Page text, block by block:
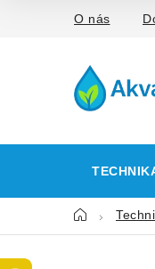
O nás
Domov